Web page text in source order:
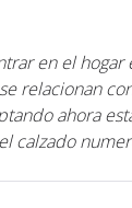
en el
relacionan
ahora
calzado